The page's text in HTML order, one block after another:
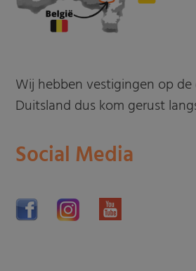
Wij hebben vestigingen op de
Duitsland dus kom gerust
Social Media